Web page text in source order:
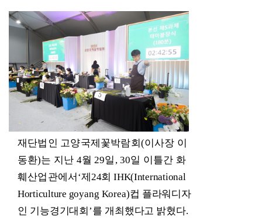
재단법인 고양국제꽃박람회(이사장 이
동환)는 지난 4월29일 , 30일 이틀간 화
훼산업관에서 ‘제24회IHK(International
Horticulture goyang Korea)컵 플라워디자
인 기능경기대회 ’를 개최했다고 밝혔다.